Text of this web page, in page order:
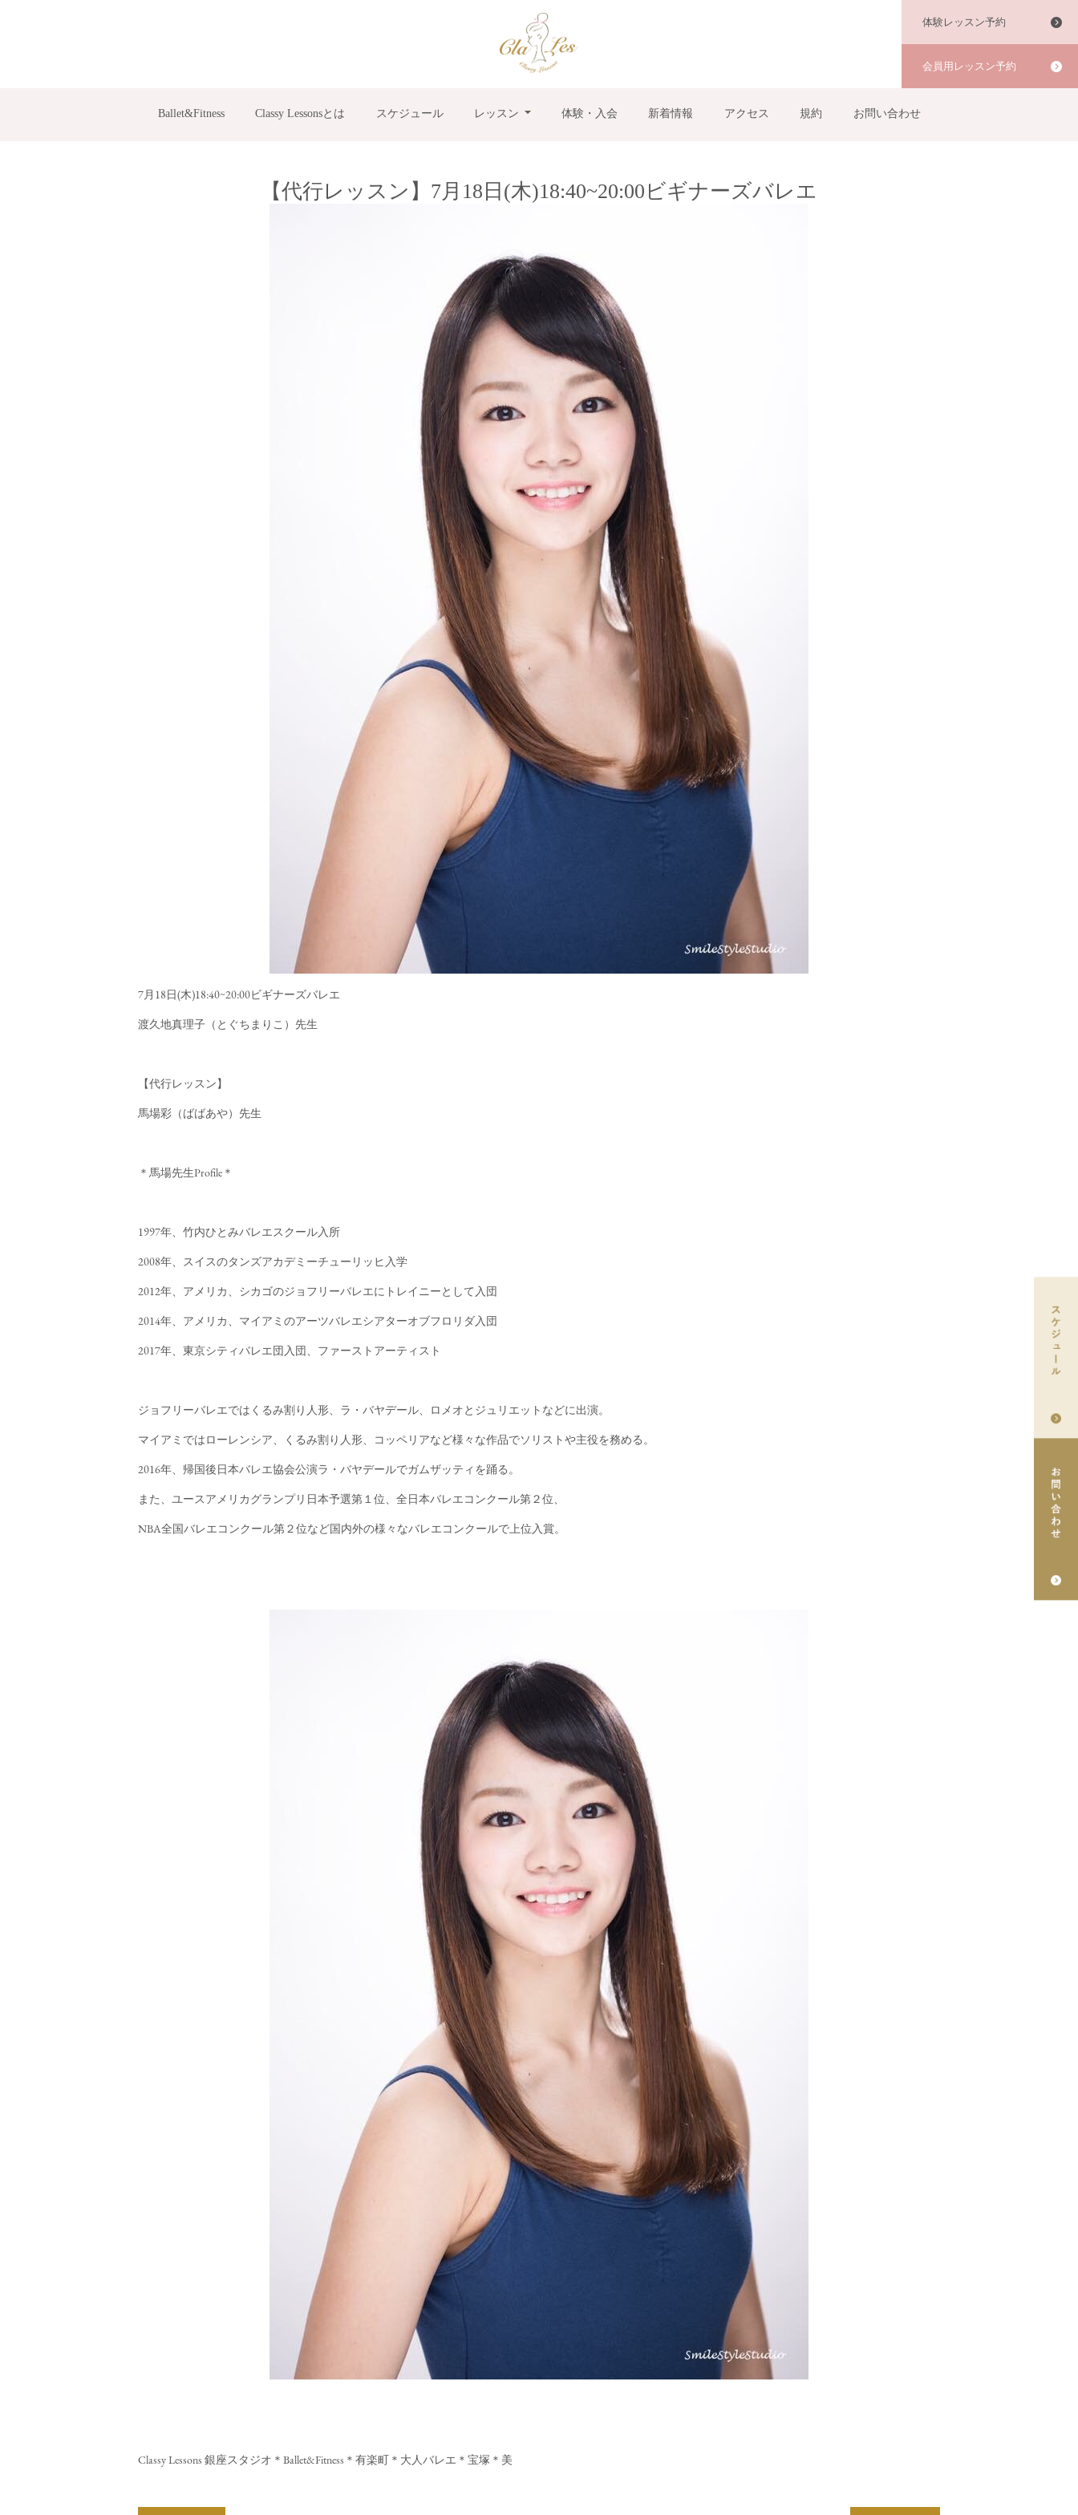
体験レッスン予約
会員用レッスン予約
Ballet&Fitness Classy Lessonsとは スケジュール レッスン 体験・入会 新着情報 アクセス 規約 お問い合わせ
【代行レッスン】7月18日(木)18:40~20:00ビギナーズバレエ
7月18日(木)18:40~20:00ビギナーズバレエ
渡久地真理子（とぐちまりこ）先生
【代行レッスン】
馬場彩（ばばあや）先生
＊馬場先生Profile＊
1997年、竹内ひとみバレエスクール入所
2008年、スイスのタンズアカデミーチューリッヒ入学
2012年、アメリカ、シカゴのジョフリーバレエにトレイニーとして入団
2014年、アメリカ、マイアミのアーツバレエシアターオブフロリダ入団
2017年、東京シティバレエ団入団、ファーストアーティスト
ジョフリーバレエではくるみ割り人形、ラ・バヤデール、ロメオとジュリエットなどに出演。
マイアミではローレンシア、くるみ割り人形、コッペリアなど様々な作品でソリストや主役を務める。
2016年、帰国後日本バレエ協会公演ラ・バヤデールでガムザッティを踊る。
また、ユースアメリカグランプリ日本予選第１位、全日本バレエコンクール第２位、
NBA全国バレエコンクール第２位など国内外の様々なバレエコンクールで上位入賞。
Classy Lessons 銀座スタジオ＊Ballet&Fitness＊有楽町＊大人バレエ＊宝塚＊美